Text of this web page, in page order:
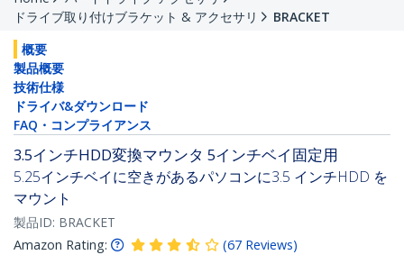
ドライブ取り付けブラケット & アクセサリ
BRACKET
概要
製品概要
技術仕様
ドライバ&ダウンロード
FAQ・コンプライアンス
3.5インチHDD変換マウンタ 5インチベイ固定用
5.25インチベイに空きがあるパソコンに3.5 インチHDD を
マウント
製品ID: BRACKET
Amazon Rating:
(67 Reviews)